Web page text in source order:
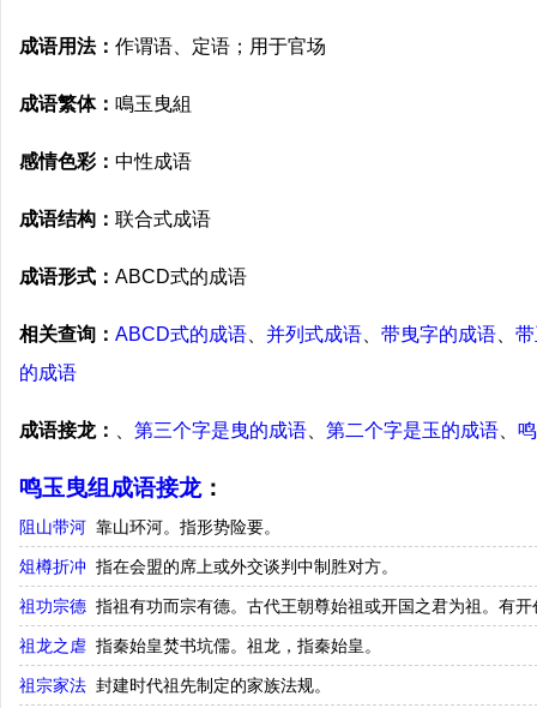
成语用法： 作谓语、定语；用于官场
成语繁体： 鳴玉曳組
感情色彩： 中性成语
成语结构： 联合式成语
成语形式： ABCD式的成语
相关查询： ABCD式的成语 并列式成语 带曳字的成语
的成语
成语接龙： 第三个字是曳的成语 第二个字是玉的成语
鸣玉曳组成语接龙：
阻山带河 靠山环河。指形势险要。
俎樽折冲 指在会盟的席上或外交谈判中制胜对方。
祖功宗德 指祖有功而宗有德。古代王朝尊始祖或开国之君为祖。有
祖龙之虐 指秦始皇焚书坑儒。祖龙，指秦始皇。
祖宗家法 封建时代祖先制定的家族法规。